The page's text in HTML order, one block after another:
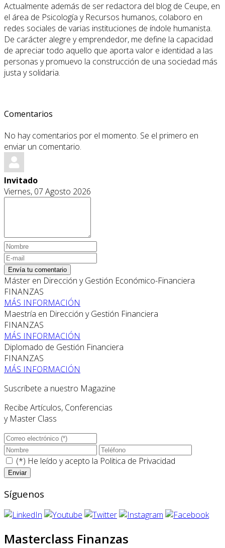
Actualmente además de ser redactora del blog de Ceupe, en
el área de Psicología y Recursos humanos, colaboro en
redes sociales de varias instituciones de índole humanista.
De carácter alegre y emprendedor, me define la capacidad
de apreciar todo aquello que aporta valor e identidad a las
personas y promuevo la construcción de una sociedad más
justa y solidaria.
Comentarios
No hay comentarios por el momento. Se el primero en
enviar un comentario.
Invitado
Viernes, 07 Agosto 2026
Envía tu comentario
Máster en Dirección y Gestión Económico-Financiera
FINANZAS
MÁS INFORMACIÓN
Maestría en Dirección y Gestión Financiera
FINANZAS
MÁS INFORMACIÓN
Diplomado de Gestión Financiera
FINANZAS
MÁS INFORMACIÓN
Suscríbete a nuestro Magazine
Recibe Artículos, Conferencias
y Master Class
(*) He leído y acepto la Politica de Privacidad
Síguenos
Masterclass Finanzas